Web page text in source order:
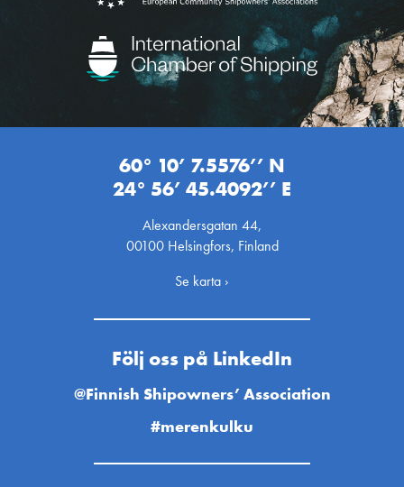
60° 10’ 7.5576’’ N
24° 56’ 45.4092’’ E
Alexandersgatan 44,
00100 Helsingfors, Finland
Se karta ›
Följ oss på LinkedIn
@Finnish Shipowners’ Association
#merenkulku